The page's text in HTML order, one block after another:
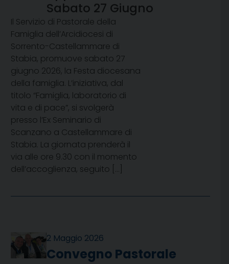
Sabato 27 Giugno
Il Servizio di Pastorale della
Famiglia dell’Arcidiocesi di
Sorrento-Castellammare di
Stabia, promuove sabato 27
giugno 2026, la Festa diocesana
della famiglia. L’iniziativa, dal
titolo “Famiglia, laboratorio di
vita e di pace”, si svolgerà
presso l’Ex Seminario di
Scanzano a Castellammare di
Stabia. La giornata prenderà il
via alle ore 9.30 con il momento
dell’accoglienza, seguito […]
2 Maggio 2026
Convegno Pastorale